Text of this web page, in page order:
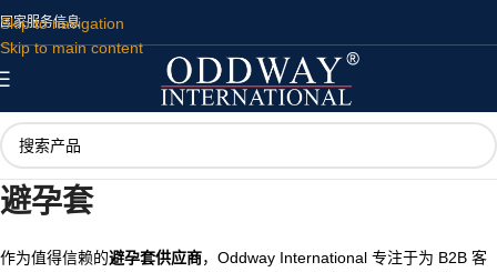
Skip to navigation
Skip to main content
国家服务信息
避孕套
作为值得信赖的避孕套供应商，Oddway International 专注于为 B2B 客